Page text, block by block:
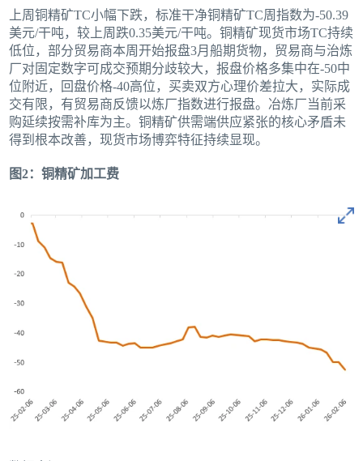
上周铜精矿TC小幅下跌，标准干净铜精矿TC周指数为-50.39
美元/干吨，较上周跌0.35美元/干吨。铜精矿现货市场TC持续
低位，部分贸易商本周开始报盘3月船期货物，贸易商与治炼
厂对固定数字可成交预期分歧较大，报盘价格多集中在-50中
位附近，回盘价格-40高位，买卖双方心理价差拉大，实际成
交有限，有贸易商反馈以炼厂指数进行报盘。冶炼厂当前采
购延续按需补库为主。铜精矿供需端供应紧张的核心矛盾未
得到根本改善，现货市场博弈特征持续显现。
图2：铜精矿加工费